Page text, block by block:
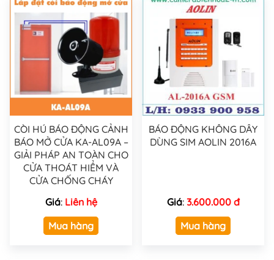
CÒI HÚ BÁO ĐỘNG CẢNH
BÁO MỞ CỬA KA-AL09A –
GIẢI PHÁP AN TOÀN CHO
CỬA THOÁT HIỂM VÀ
CỬA CHỐNG CHÁY
Giá: Liên hệ
Mua hàng
BÁO ĐỘNG KHÔNG DÂY
DÙNG SIM AOLIN 2016A
Giá: 3.600.000 đ
Mua hàng